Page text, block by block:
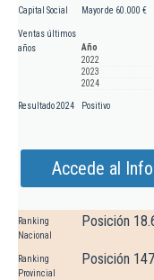
Capital Social Mayor de 60.000 €
Ventas últimos
años
Año
2022
2023
2024
Resultado 2024 Positivo
Accede al
Ranking
Nacional
Posición
Ranking
Provincial
Posición